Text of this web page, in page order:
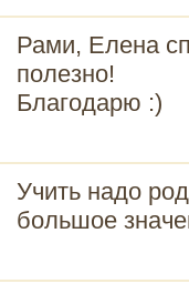
Рами, Елена
полезно!
Благодарю :)
Учить надо
большое